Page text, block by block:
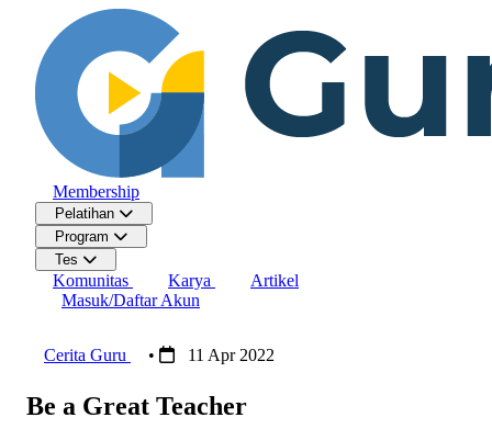
Membership
Pelatihan
Program
Tes
Komunitas Karya
Artikel
Masuk/Daftar Akun
Cerita Guru • 11 Apr 2022
Be a Great Teacher